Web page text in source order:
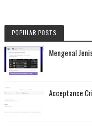
POPULAR POSTS
Mengenal
Acceptance